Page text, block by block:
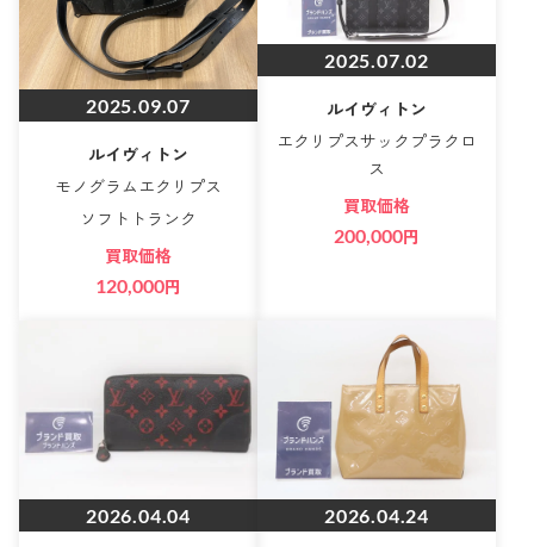
2025.09.07
ルイヴィトン
モノグラムエクリプス
ソフトトランク
買取価格
120,000円
2025.07.02
ルイヴィトン
エクリプスサックプラクロ
ス
買取価格
200,000円
2026.04.04 2026.04.24